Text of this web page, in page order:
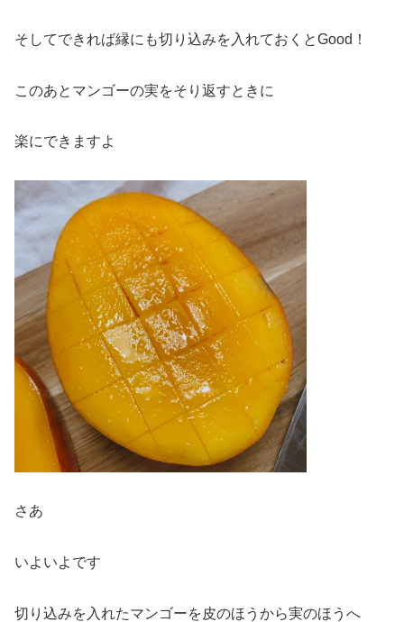
そしてできれば縁にも切り込みを入れておくとGood！
このあとマンゴーの実をそり返すときに
楽にできますよ
さあ
いよいよです
切り込みを入れたマンゴーを皮のほうから実のほうへ